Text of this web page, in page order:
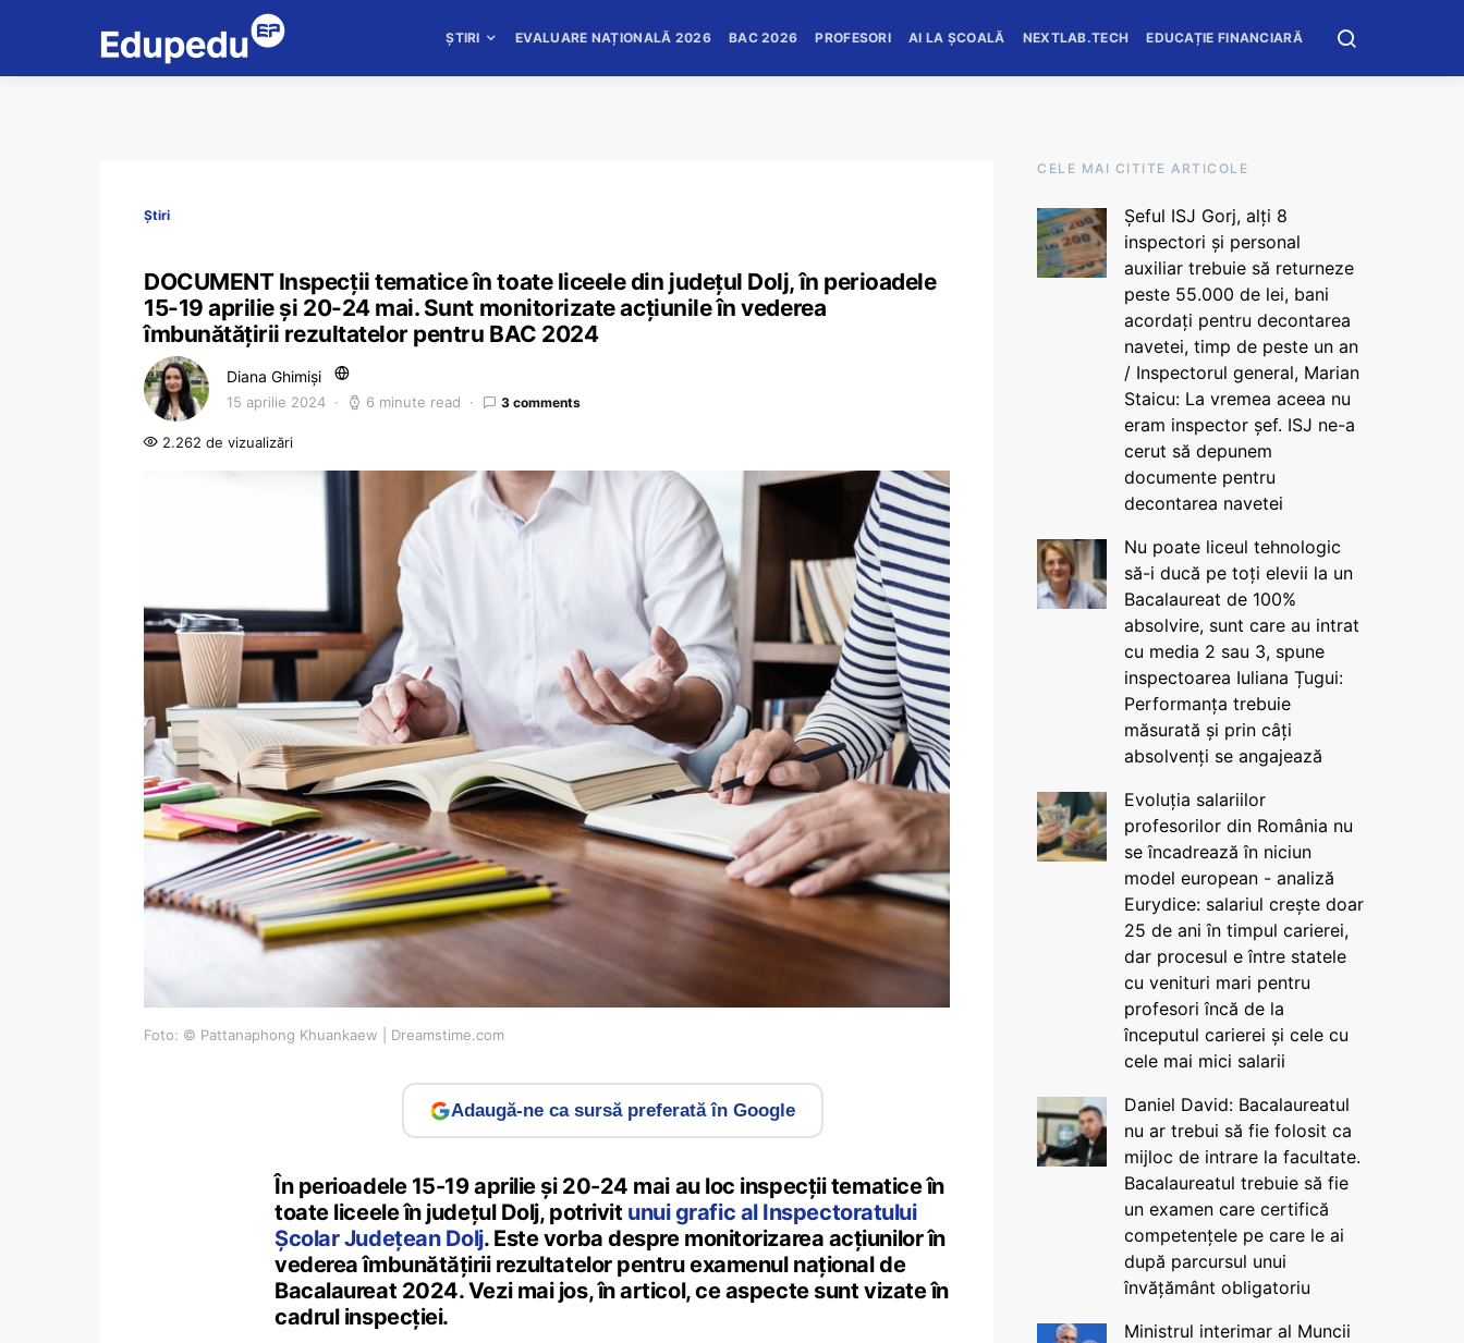
ȘTIRI EVALUARE NAȚIONALĂ 2026 BAC 2026 PROFESORI AI LA ȘCOALĂ NEXTLAB.TECH EDUCAȚIE FINANCIARĂ
Știri
DOCUMENT Inspecții tematice în toate liceele din județul Dolj, în perioadele
15-19 aprilie și 20-24 mai. Sunt monitorizate acțiunile în vederea
îmbunătățirii rezultatelor pentru BAC 2024
Diana Ghimiși
15 aprilie 2024 6 minute read 3 comments
2.262 de vizualizări
Foto: © Pattanaphong Khuankaew | Dreamstime.com
Adaugă-ne ca sursă preferată în Google
În perioadele 15-19 aprilie și 20-24 mai au loc inspecții tematice în
toate liceele în județul Dolj, potrivit unui grafic al Inspectoratului
Școlar Județean Dolj. Este vorba despre monitorizarea acțiunilor în
vederea îmbunătățirii rezultatelor pentru examenul național de
Bacalaureat 2024. Vezi mai jos, în articol, ce aspecte sunt vizate în
cadrul inspecției.
CELE MAI CITITE ARTICOLE
Șeful ISJ Gorj, alți 8
inspectori și personal
auxiliar trebuie să returneze
peste 55.000 de lei, bani
acordați pentru decontarea
navetei, timp de peste un an
/ Inspectorul general, Marian
Staicu: La vremea aceea nu
eram inspector șef. ISJ ne-a
cerut să depunem
documente pentru
decontarea navetei
Nu poate liceul tehnologic
să-i ducă pe toți elevii la un
Bacalaureat de 100%
absolvire, sunt care au intrat
cu media 2 sau 3, spune
inspectoarea Iuliana Țugui:
Performanța trebuie
măsurată și prin câți
absolvenți se angajează
Evoluția salariilor
profesorilor din România nu
se încadrează în niciun
model european - analiză
Eurydice: salariul crește doar
25 de ani în timpul carierei,
dar procesul e între statele
cu venituri mari pentru
profesori încă de la
începutul carierei și cele cu
cele mai mici salarii
Daniel David: Bacalaureatul
nu ar trebui să fie folosit ca
mijloc de intrare la facultate.
Bacalaureatul trebuie să fie
un examen care certifică
competențele pe care le ai
după parcursul unui
învățământ obligatoriu
Ministrul interimar al Muncii